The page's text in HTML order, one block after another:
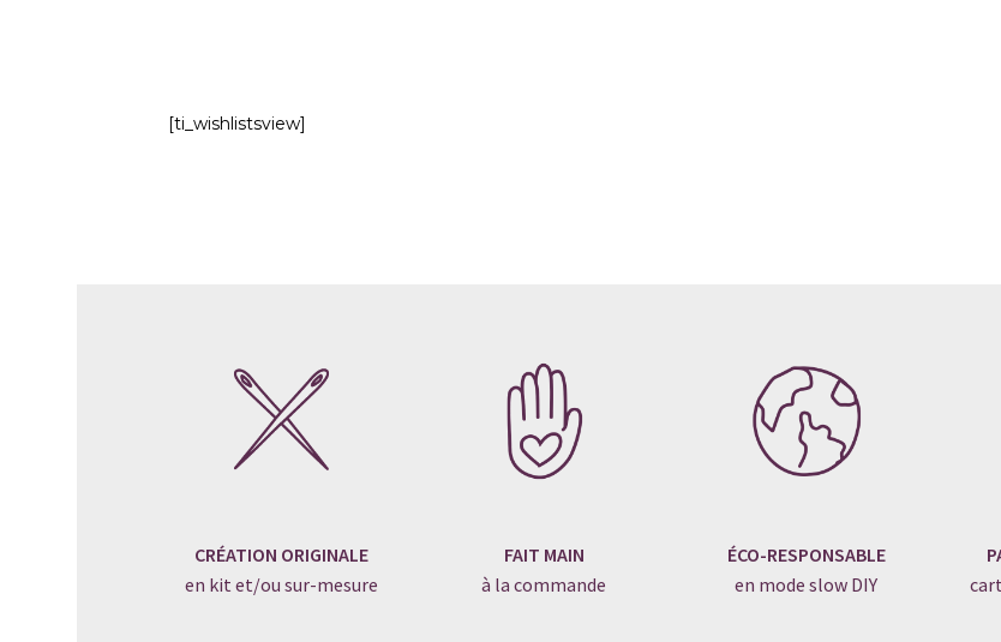
[ti_wishlistsview]
CRÉATION ORIGINALE
en kit et/ou sur-mesure
FAIT MAIN
à la commande
ÉCO-RESPONSABLE
en mode slow DIY